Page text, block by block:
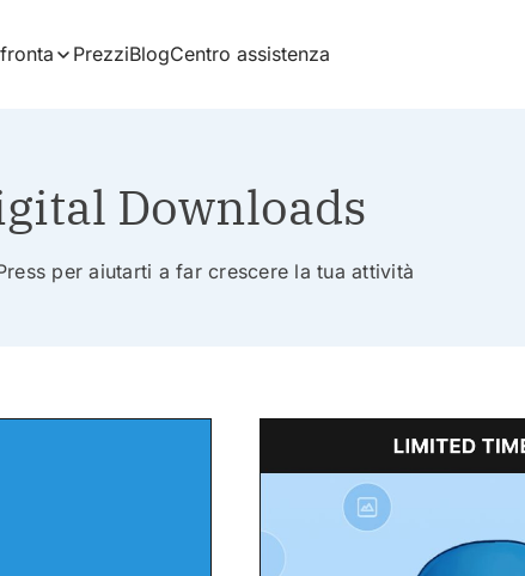
PrezziBlogCentro assistenza
Downloads
per aiutarti a far crescere la tua attività